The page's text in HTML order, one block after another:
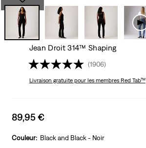
Jean Droit 314™ Shaping
(1906)
Livraison gratuitepour les membres Red Tab™
Sale
is
89,95 €
Couleur: Black and Black - Noir